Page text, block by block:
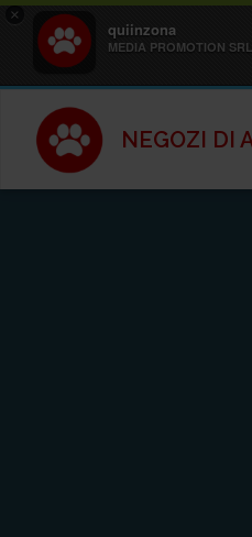
×
quiinzona
MEDIA PROMOTION SRL
NEGOZI DI